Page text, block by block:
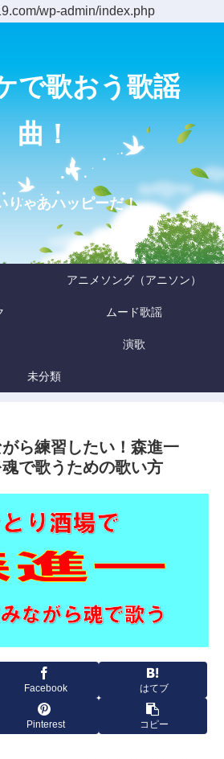
wp-admin/index.php
で歌おう歌謡
曲！
りゃあハッピーだ！
アニメソング（アニソン）
ムード歌謡
演歌
未分類
ら練習したい！森進一
魂で歌うための歌い方
Facebook はてブ
Pinterest コピー